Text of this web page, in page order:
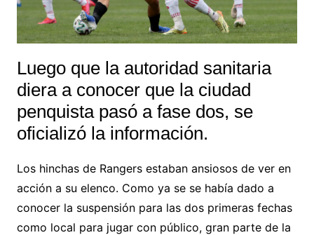
Luego que la autoridad sanitaria
diera a conocer que la ciudad
penquista pasó a fase dos, se
oficializó la información.
Los hinchas de Rangers estaban ansiosos de ver en
acción a su elenco. Como ya se se había dado a
conocer la suspensión para las dos primeras fechas
como local para jugar con público, gran parte de la